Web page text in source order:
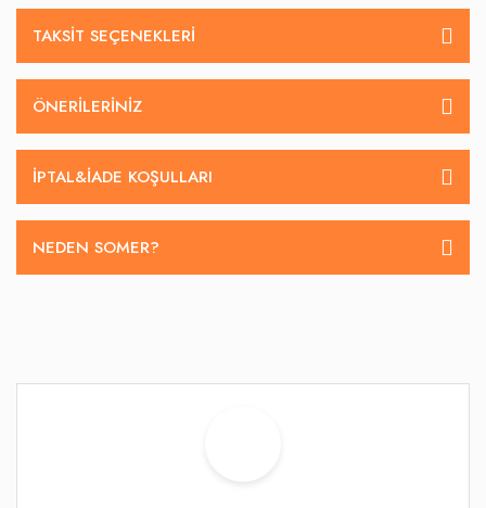
TAKSIT SEÇENEKLERI
ÖNERILERINIZ
İPTAL&IADE KOŞULLARI
NEDEN SOMER?